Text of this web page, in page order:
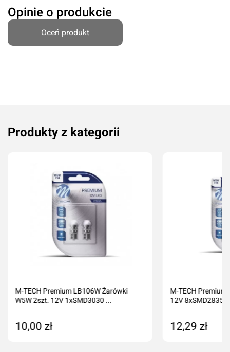
Opinie o produkcie
Oceń produkt
Oceń produkt
Przyznaj ocenę:
Komentarz*
Produkty z kategorii
M-TECH Premium LB106W Żarówki
W5W 2szt. 12V 1xSMD3030 ...
10,00 zł
M-TECH Premium
12V 8xSMD2835
12,29 zł